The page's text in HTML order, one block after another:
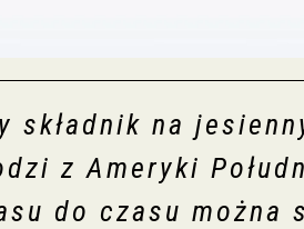
składnik na
z Ameryki
do czasu można